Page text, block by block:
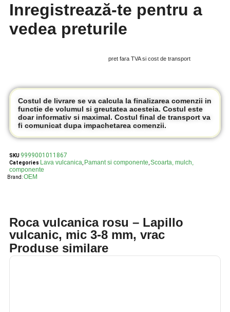
Inregistrează-te pentru a
vedea preturile
pret fara TVA si cost de transport
Costul de livrare se va calcula la finalizarea comenzii in
functie de volumul si greutatea acesteia. Costul este
doar informativ si maximal. Costul final de transport va
fi comunicat dupa impachetarea comenzii.
SKU 9999001011867
Categories Lava vulcanica Pamant si componente Scoarta, mulch,
componente
Brand:OEM
Roca vulcanica rosu – Lapillo
vulcanic, mic 3-8 mm, vrac
Produse similare